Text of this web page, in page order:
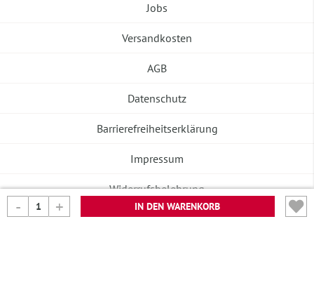
IN DEN WARENKORB
Jobs
Versandkosten
AGB
Datenschutz
Barrierefreiheitserklärung
Impressum
Widerrufsbelehrung
Vertrag widerrufen